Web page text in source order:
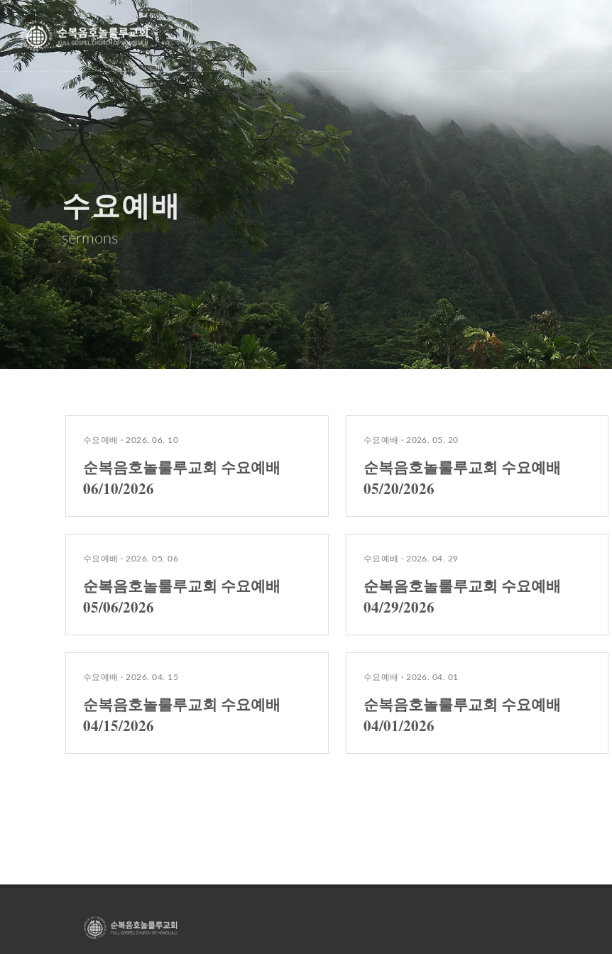
수요예배
sermons
수요예배 · 2026. 06. 10
순복음호놀룰루교회 수요예배
06/10/2026
수요예배 · 2026. 05. 20
순복음호놀룰루교회 수요예배
05/20/2026
수요예배 · 2026. 05. 06
순복음호놀룰루교회 수요예배
05/06/2026
수요예배 · 2026. 04. 29
순복음호놀룰루교회 수요예배
04/29/2026
수요예배 · 2026. 04. 15
순복음호놀룰루교회 수요예배
04/15/2026
수요예배 · 2026. 04. 01
순복음호놀룰루교회 수요예배
04/01/2026